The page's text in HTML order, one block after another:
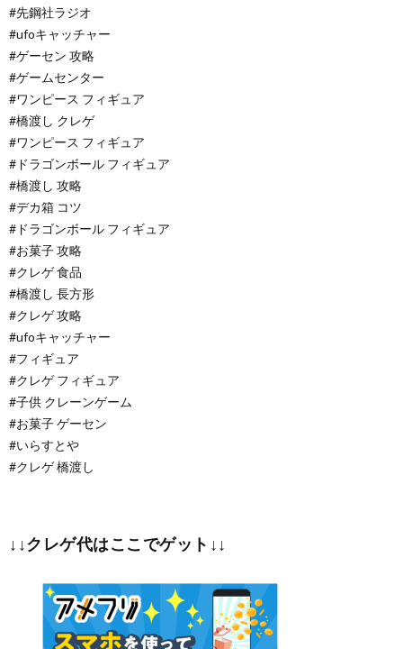
#先鋼社ラジオ
#ufoキャッチャー
#ゲーセン 攻略
#ゲームセンター
#ワンピース フィギュア
#橋渡し クレゲ
#ワンピース フィギュア
#ドラゴンボール フィギュア
#橋渡し 攻略
#デカ箱 コツ
#ドラゴンボール フィギュア
#お菓子 攻略
#クレゲ 食品
#橋渡し 長方形
#クレゲ 攻略
#ufoキャッチャー
#フィギュア
#クレゲ フィギュア
#子供 クレーンゲーム
#お菓子 ゲーセン
#いらすとや
#クレゲ 橋渡し
↓↓クレゲ代はここでゲット↓↓